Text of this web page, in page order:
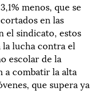
menos, que se
en las
el sindicato, estos
lucha contra el
escolar de la
combatir la alta
que supera ya